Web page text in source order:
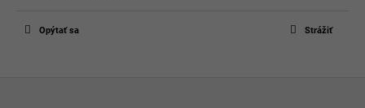
Opýtať sa Strážiť